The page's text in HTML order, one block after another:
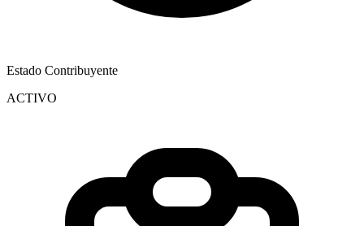
Estado Contribuyente
ACTIVO